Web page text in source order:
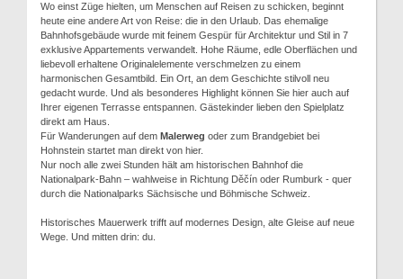
Wo einst Züge hielten, um Menschen auf Reisen zu schicken, beginnt
heute eine andere Art von Reise: die in den Urlaub. Das ehemalige
Bahnhofsgebäude wurde mit feinem Gespür für Architektur und Stil in 7
exklusive Appartements verwandelt. Hohe Räume, edle Oberflächen und
liebevoll erhaltene Originalelemente verschmelzen zu einem
harmonischen Gesamtbild. Ein Ort, an dem Geschichte stilvoll neu
gedacht wurde. Und als besonderes Highlight können Sie hier auch auf
Ihrer eigenen Terrasse entspannen. Gästekinder lieben den Spielplatz
direkt am Haus.
Für Wanderungen auf dem Malerweg oder zum Brandgebiet bei
Hohnstein startet man direkt von hier.
Nur noch alle zwei Stunden hält am historischen Bahnhof die
Nationalpark-Bahn – wahlweise in Richtung Děčín oder Rumburk - quer
durch die Nationalparks Sächsische und Böhmische Schweiz.
Historisches Mauerwerk trifft auf modernes Design, alte Gleise auf neue
Wege. Und mitten drin: du.